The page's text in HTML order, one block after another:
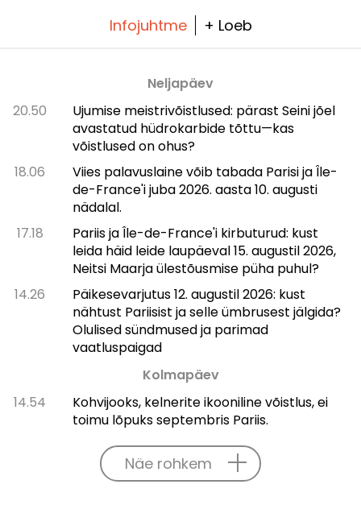
Infojuhtme + Loeb
Neljapäev
20.50
Ujumise meistrivõistlused: pärast Seini jõel
avastatud hüdrokarbide tõttu—kas
võistlused on ohus?
18.06
Viies palavuslaine võib tabada Parisi ja Île-
de-France'i juba 2026. aasta 10. augusti
nädalal.
17.18
Pariis ja Île-de-France'i kirbuturud: kust
leida häid leide laupäeval 15. augustil 2026,
Neitsi Maarja ülestõusmise püha puhul?
14.26
Päikesevarjutus 12. augustil 2026: kust
nähtust Pariisist ja selle ümbrusest jälgida?
Olulised sündmused ja parimad
vaatluspaigad
Kolmapäev
14.54
Kohvijooks, kelnerite ikooniline võistlus, ei
toimu lõpuks septembris Pariis.
Näe rohkem